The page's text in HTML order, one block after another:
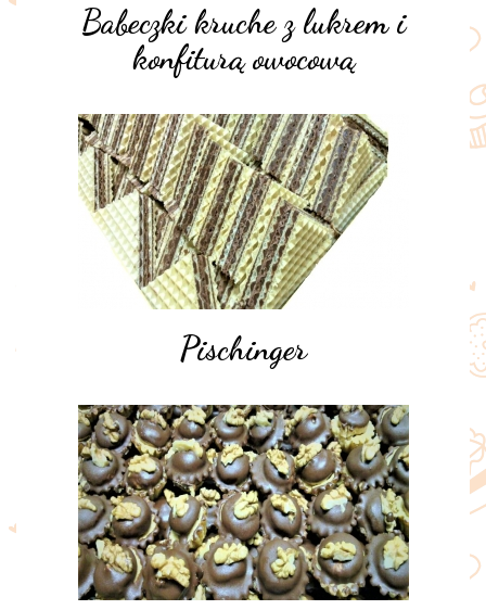
Babeczki kruche z lukrem i
konfiturą owocową
Pischinger